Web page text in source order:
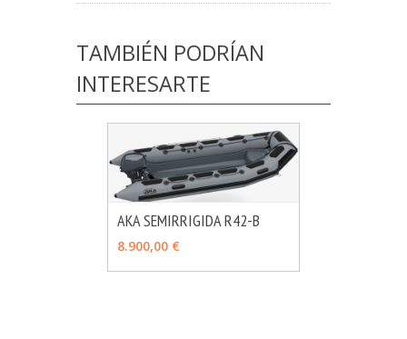
TAMBIÉN PODRÍAN
INTERESARTE
AKA SEMIRRIGIDA R42-B
8.900,00 €